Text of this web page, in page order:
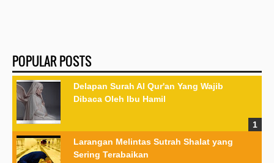
POPULAR POSTS
Delapan Surah Al Qur'an Yang Wajib
Dibaca Oleh Ibu Hamil
Larangan Melintas Sutrah Shalat yang
Sering Terabaikan